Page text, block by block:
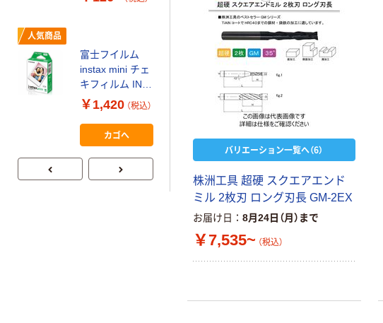
バリエーション一覧へ（6）
株洲工具 超硬 スクエアエンド
ミル 2枚刃 ロング刃長 GM-2EX
お届け日 8月24日（月）まで
￥7,535~ （税込）
人気商品
富士フイルム
instax mini チェ
キフィルム INS
MINI JP1 1パッ
ク（10枚入り）
￥1,420 （税込）
カゴへ
スーパーエコノ
ミー+
￥149~ （税込）
本気プライス
【ガムテープ】ア
スクル 現場のチ
カラ 厚さ
0.22mm 布テー
プ
￥145~